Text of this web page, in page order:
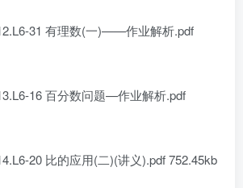
31 有理数(一)——作业解析.pdf
16 百分数问题—作业解析.pdf
20 比的应用(二)(讲义).pdf 752.45kb